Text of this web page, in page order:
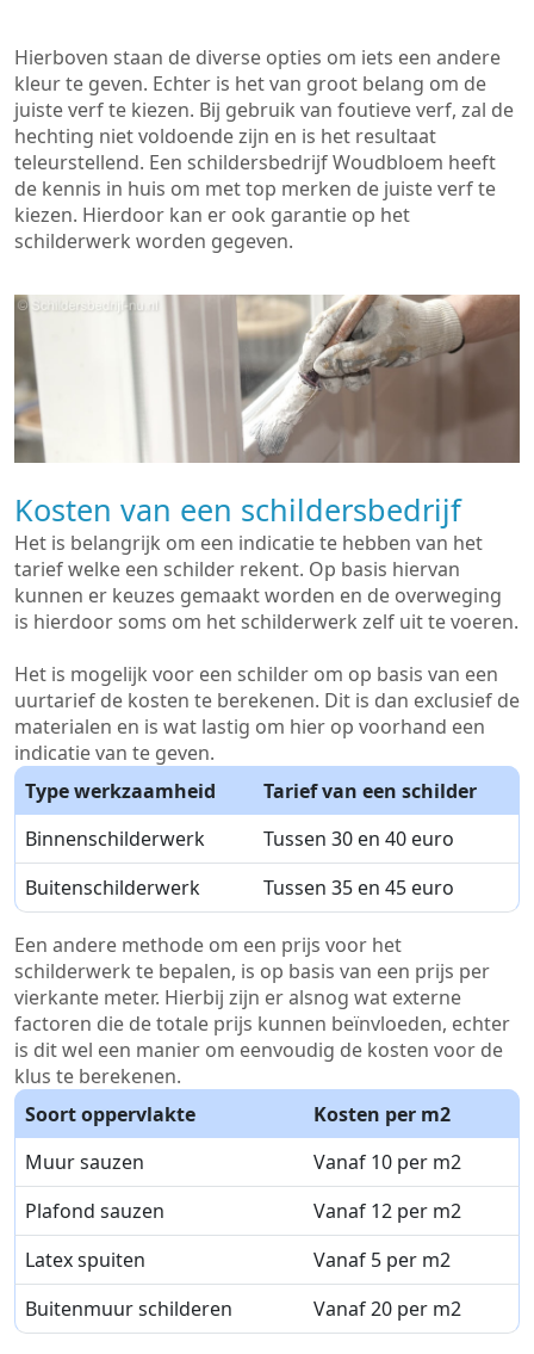
Hierboven staan de diverse opties om iets een andere
kleur te geven. Echter is het van groot belang om de
juiste verf te kiezen. Bij gebruik van foutieve verf, zal de
hechting niet voldoende zijn en is het resultaat
teleurstellend. Een schildersbedrijf Woudbloem heeft
de kennis in huis om met top merken de juiste verf te
kiezen. Hierdoor kan er ook garantie op het
schilderwerk worden gegeven.
Kosten van een schildersbedrijf
Het is belangrijk om een indicatie te hebben van het
tarief welke een schilder rekent. Op basis hiervan
kunnen er keuzes gemaakt worden en de overweging
is hierdoor soms om het schilderwerk zelf uit te voeren.
Het is mogelijk voor een schilder om op basis van een
uurtarief de kosten te berekenen. Dit is dan exclusief de
materialen en is wat lastig om hier op voorhand een
indicatie van te geven.
Type werkzaamheid
Tarief van een schilder
Binnenschilderwerk
Tussen 30 en 40 euro
Buitenschilderwerk
Tussen 35 en 45 euro
Een andere methode om een prijs voor het
schilderwerk te bepalen, is op basis van een prijs per
vierkante meter. Hierbij zijn er alsnog wat externe
factoren die de totale prijs kunnen beïnvloeden, echter
is dit wel een manier om eenvoudig de kosten voor de
klus te berekenen.
Soort oppervlakte
Kosten per m2
Muur sauzen
Vanaf 10 per m2
Plafond sauzen
Vanaf 12 per m2
Latex spuiten
Vanaf 5 per m2
Buitenmuur schilderen
Vanaf 20 per m2